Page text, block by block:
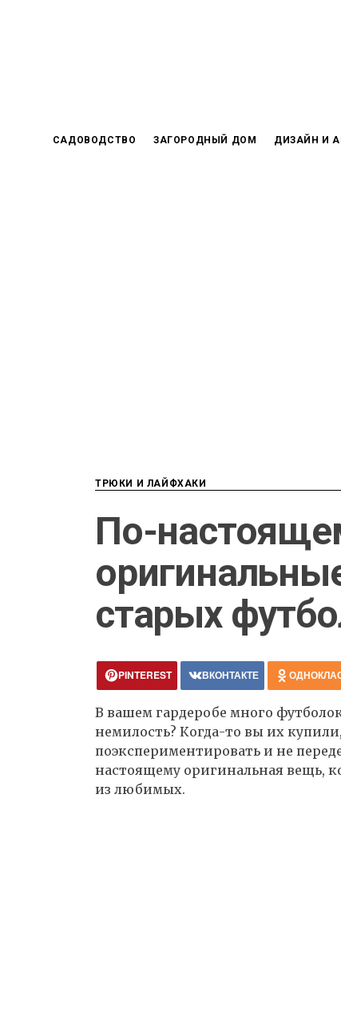
САДОВОДСТВО ЗАГОРОДНЫЙ ДОМ ДИЗАЙН И
ТРЮКИ И ЛАЙФХАКИ
По-
старых
PINTEREST ВКОНТАКТЕ
В вашем гардеробе много
немилость? Когда-то вы их
поэкспериментировать и не
настоящему оригинальная вещь,
из любимых.